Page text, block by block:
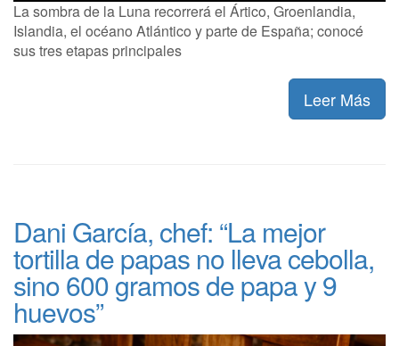
La sombra de la Luna recorrerá el Ártico, Groenlandia,
Islandia, el océano Atlántico y parte de España; conocé
sus tres etapas principales
Leer Más
Dani García, chef: “La mejor
tortilla de papas no lleva cebolla,
sino 600 gramos de papa y 9
huevos”